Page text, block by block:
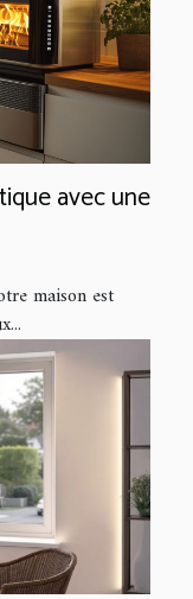
avec une
maison est